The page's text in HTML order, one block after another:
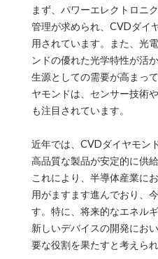
まず、パワーエレクトロニ
管理が求められ、CVDダイ
用されています。また、光
ンドの優れた光学特性が活
生源としての需要が高まっ
ヤモンドは、センサー技術
も注目されています。
近年では、CVDダイヤモン
高品質な製品が安定的に供
これにより、半導体産業に
用がますます進んでおり、
す。特に、将来的なエネル
新しいデバイスの開発にお
要な役割を果たすと考えられ